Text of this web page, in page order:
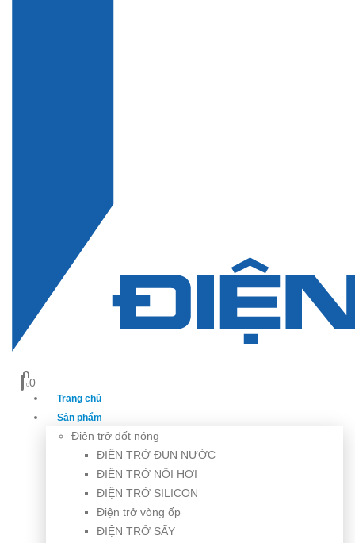
00
Trang chủ
Sản phẩm
Điện trở đốt nóng
ĐIỆN TRỞ ĐUN NƯỚC
ĐIỆN TRỞ NỒI HƠI
ĐIỆN TRỞ SILICON
Điện trở vòng ốp
ĐIỆN TRỞ SẤY